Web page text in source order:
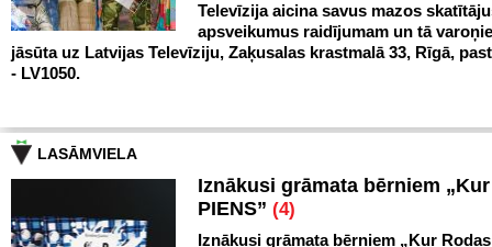
Televīzija aicina savus mazos
apsveikumus raidījumam un tā
jāsūta uz Latvijas Televīziju, Zaķusalas krastmalā 33, Rīgā,
- LV1050.
LASĀMVIELA
Iznākusi grāmata bērniem
PIENS” (4)
Iznākusi grāmata bērniem „Kur